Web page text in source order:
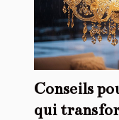
Conseils
qui